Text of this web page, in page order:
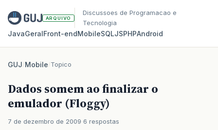
ARQUIVO
Discussoes de Programacao e
Tecnologia
JavaGeralFront‑endMobileSQLJSPHPAndroid
GUJ/Mobile/Topico
Dados somem ao finalizar o
emulador (Floggy)
7 de dezembro de 2009 6 respostas